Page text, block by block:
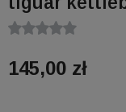
145,00 zł